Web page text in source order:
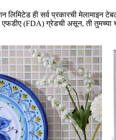
लिमिटेड ही सर्व प्रकारची
एफडीए (FDA) ग्रेडची असून, ती